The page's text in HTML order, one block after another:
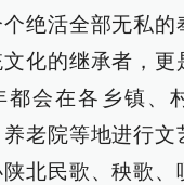
绝活全部无私的
化的继承者，更
都会在各乡镇、
老院等地进行文
北民歌、秧歌、